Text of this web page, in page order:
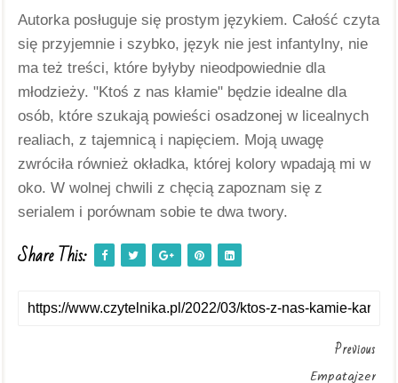
Autorka posługuje się prostym językiem. Całość czyta
się przyjemnie i szybko, język nie jest infantylny, nie
ma też treści, które byłyby nieodpowiednie dla
młodzieży. "Ktoś z nas kłamie" będzie idealne dla
osób, które szukają powieści osadzonej w licealnych
realiach, z tajemnicą i napięciem. Moją uwagę
zwróciła również okładka, której kolory wpadają mi w
oko. W wolnej chwili z chęcią zapoznam się z
serialem i porównam sobie te dwa twory.
Share This:
Previous
Empatajzer